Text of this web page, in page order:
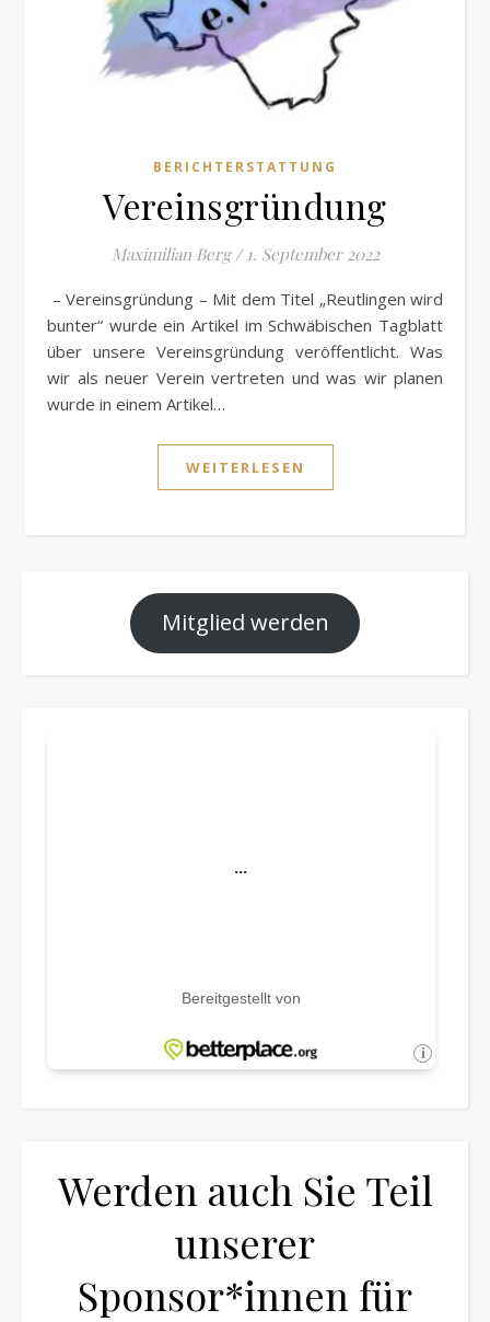
BERICHTERSTATTUNG
Vereinsgründung
Maximilian Berg / 1. September 2022
– Vereinsgründung – Mit dem Titel „Reutlingen wird
bunter“ wurde ein Artikel im Schwäbischen Tagblatt
über unsere Vereinsgründung veröffentlicht. Was
wir als neuer Verein vertreten und was wir planen
wurde in einem Artikel…
WEITERLESEN
Mitglied werden
Werden auch Sie Teil
unserer
Sponsor*innen für